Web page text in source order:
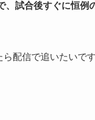
、試合後すぐに恒例
配信で追いたいです